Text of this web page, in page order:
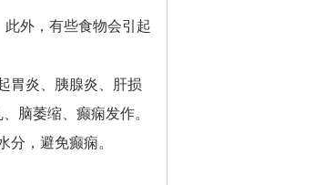
此外，有些食物会引起
胃炎、胰腺炎、肝损
脑萎缩、癫痫发作。
，避免癫痫。